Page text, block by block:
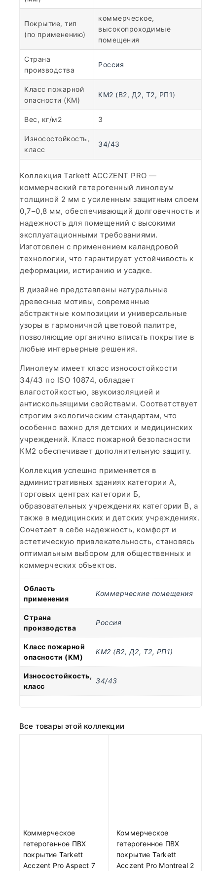
Покрытие, тип
(по применению)
коммерческое,
высокопроходимые
помещения
Страна
производства
Россия
Класс пожарной
опасности (КМ)
КМ2 (В2, Д2, Т2, РП1)
Вес, кг/м2 3
Износостойкость,
класс
34/43
Коллекция Tarkett ACCZENT PRO —
коммерческий гетерогенный линолеум
толщиной 2 мм с усиленным защитным слоем
0,7–0,8 мм, обеспечивающий долговечность и
надежность для помещений с высокими
эксплуатационными требованиями.
Изготовлен с применением каландровой
технологии, что гарантирует устойчивость к
деформации, истиранию и усадке.
В дизайне представлены натуральные
древесные мотивы, современные
абстрактные композиции и универсальные
узоры в гармоничной цветовой палитре,
позволяющие органично вписать покрытие в
любые интерьерные решения.
Линолеум имеет класс износостойкости
34/43 по ISO 10874, обладает
влагостойкостью, звукоизоляцией и
антискользящими свойствами. Соответствует
строгим экологическим стандартам, что
особенно важно для детских и медицинских
учреждений. Класс пожарной безопасности
КМ2 обеспечивает дополнительную защиту.
Коллекция успешно применяется в
административных зданиях категории А,
торговых центрах категории Б,
образовательных учреждениях категории В, а
также в медицинских и детских учреждениях.
Сочетает в себе надежность, комфорт и
эстетическую привлекательность, становясь
оптимальным выбором для общественных и
коммерческих объектов.
Область
применения
Коммерческие помещения
Страна
производства
Россия
Класс пожарной
опасности (КМ)
КМ2 (В2, Д2, Т2, РП1)
Износостойкость,
класс
34/43
Все товары этой коллекции
Коммерческое
гетерогенное ПВХ
покрытие Tarkett
Acczent Pro Aspect 7
Коммерческое
гетерогенное ПВХ
покрытие Tarkett
Acczent Pro Montreal 2